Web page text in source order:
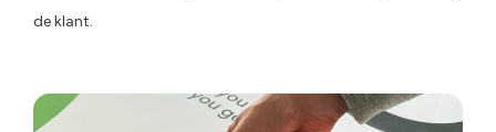
de klant.